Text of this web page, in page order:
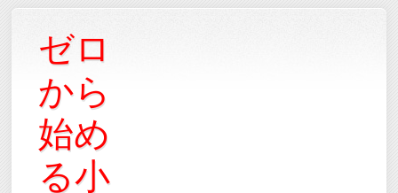
ゼロ
から
始め
る小